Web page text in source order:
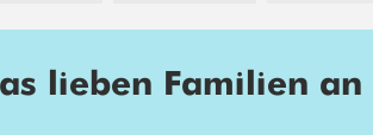
lieben Familien an